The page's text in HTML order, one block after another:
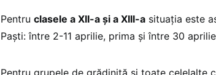
Pentru clasele a XII-a și a XIII-a situația este
Paști: între 2-11 aprilie, prima și între 30